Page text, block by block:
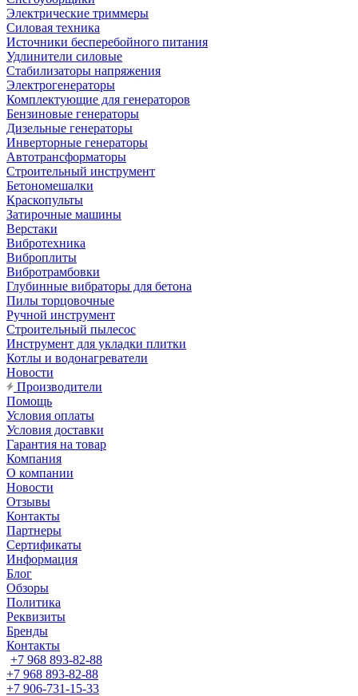
Электрические триммеры
Силовая техника
Источники бесперебойного питания
Удлинители силовые
Стабилизаторы напряжения
Электрогенераторы
Комплектующие для генераторов
Бензиновые генераторы
Дизельные генераторы
Инверторные генераторы
Автотрансформаторы
Строительный инструмент
Бетономешалки
Краскопульты
Затирочные машины
Верстаки
Вибротехника
Виброплиты
Вибротрамбовки
Глубинные вибраторы для бетона
Пилы торцовочные
Ручной инструмент
Строительный пылесос
Инструмент для укладки плитки
Котлы и водонагреватели
Новости
Производители
Помощь
Условия оплаты
Условия доставки
Гарантия на товар
Компания
О компании
Новости
Отзывы
Контакты
Партнеры
Сертификаты
Информация
Блог
Обзоры
Политика
Реквизиты
Бренды
Контакты
+7 968 893-82-88
+7 968 893-82-88
+7 906-731-15-33